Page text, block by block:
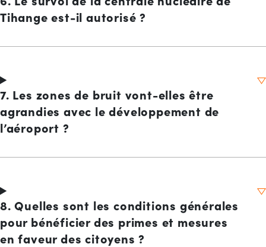
Tihange est-il autorisé ?
7. Les zones de bruit vont-elles être
agrandies avec le développement de
l’aéroport ?
8. Quelles sont les conditions générales
pour bénéficier des primes et mesures
en faveur des citoyens ?